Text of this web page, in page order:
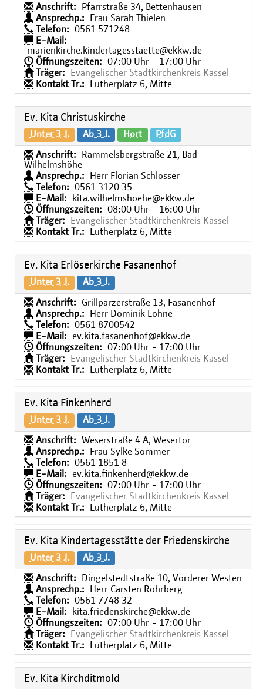
Anschrift:
Pfarrstraße 34, Bettenhausen
Ansprechp.:
Frau Sarah Thielen
Telefon:
0561 571248
E-Mail:
marienkirche.kindertagesstaette@ekkw.de
Öffnungszeiten:
07:00 Uhr - 17:00 Uhr
Träger:
Evangelischer Stadtkirchenkreis Kassel
Kontakt Tr.:
Lutherplatz 6, Mitte
Ev. Kita Christuskirche
Unter 3 J. Ab 3 J. Hort PfdG
Anschrift:
Rammelsbergstraße 21, Bad
Wilhelmshöhe
Ansprechp.:
Herr Florian Schlosser
Telefon:
0561 3120 35
E-Mail:
kita.wilhelmshoehe@ekkw.de
Öffnungszeiten:
08:00 Uhr - 16:00 Uhr
Träger:
Evangelischer Stadtkirchenkreis Kassel
Kontakt Tr.:
Lutherplatz 6, Mitte
Ev. Kita Erlöserkirche Fasanenhof
Unter 3 J. Ab 3 J.
Anschrift:
Grillparzerstraße 13, Fasanenhof
Ansprechp.:
Herr Dominik Lohne
Telefon:
0561 8700542
E-Mail:
ev.kita.fasanenhof@ekkw.de
Öffnungszeiten:
07:00 Uhr - 17:00 Uhr
Träger:
Evangelischer Stadtkirchenkreis Kassel
Kontakt Tr.:
Lutherplatz 6, Mitte
Ev. Kita Finkenherd
Unter 3 J. Ab 3 J.
Anschrift:
Weserstraße 4 A, Wesertor
Ansprechp.:
Frau Sylke Sommer
Telefon:
0561 1851 8
E-Mail:
ev.kita.finkenherd@ekkw.de
Öffnungszeiten:
07:00 Uhr - 17:00 Uhr
Träger:
Evangelischer Stadtkirchenkreis Kassel
Kontakt Tr.:
Lutherplatz 6, Mitte
Ev. Kita Kindertagesstätte der Friedenskirche
Unter 3 J. Ab 3 J.
Anschrift:
Dingelstedtstraße 10, Vorderer Westen
Ansprechp.:
Herr Carsten Rohrberg
Telefon:
0561 7748 32
E-Mail:
kita.friedenskirche@ekkw.de
Öffnungszeiten:
07:00 Uhr - 17:00 Uhr
Träger:
Evangelischer Stadtkirchenkreis Kassel
Kontakt Tr.:
Lutherplatz 6, Mitte
Ev. Kita Kirchditmold